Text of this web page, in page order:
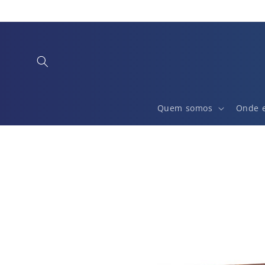
conteúdo
Quem somos Onde